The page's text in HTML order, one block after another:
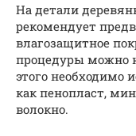
На детали
рекомендует
влагозащитное
процедуры можно
этого необходимо
как пенопласт,
волокно.